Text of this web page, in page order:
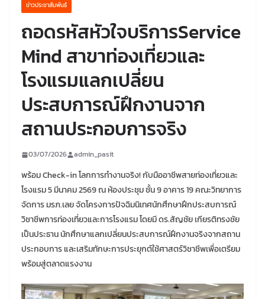
ข่าวประชาสัมพันธ์
ถอดรหัสหัวใจบริการService
Mind สาขาท่องเที่ยวและ
โรงแรมแลกเปลี่ยน
ประสบการณ์ฝึกงานจาก
สถานประกอบการจริง
03/07/2026 admin_pasit
พร้อม Check-in โลกการทำงานจริง! กับมืออาชีพสายท่องเที่ยวและ
โรงแรม 5 มีนาคม 2569 ณ ห้องประชุม ชั้น 9 อาคาร 19 คณะวิทยาการ
จัดการ มรภ.เลย จัดโครงการปัจฉิมนิเทศนักศึกษาฝึกประสบการณ์
วิชาชีพการท่องเที่ยวและการโรงแรม โดยมี ดร.สัญชัย เกียรติทรงชัย
เป็นประธาน นักศึกษาแลกเปลี่ยนประสบการณ์ฝึกงานจริงจากสถาน
ประกอบการ และเสริมทักษะการประยุกต์ใช้ศาสตร์วิชาชีพเพื่อเตรียม
พร้อมสู่ตลาดแรงงาน